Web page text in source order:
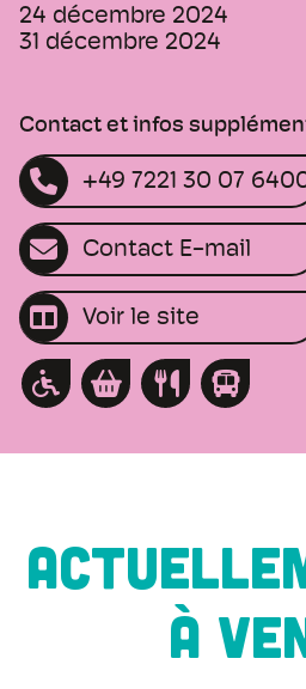
24 décembre 2024
31 décembre 2024
Contact et infos
+49 7221 30 07
Contact E-mail
Voir le site
À